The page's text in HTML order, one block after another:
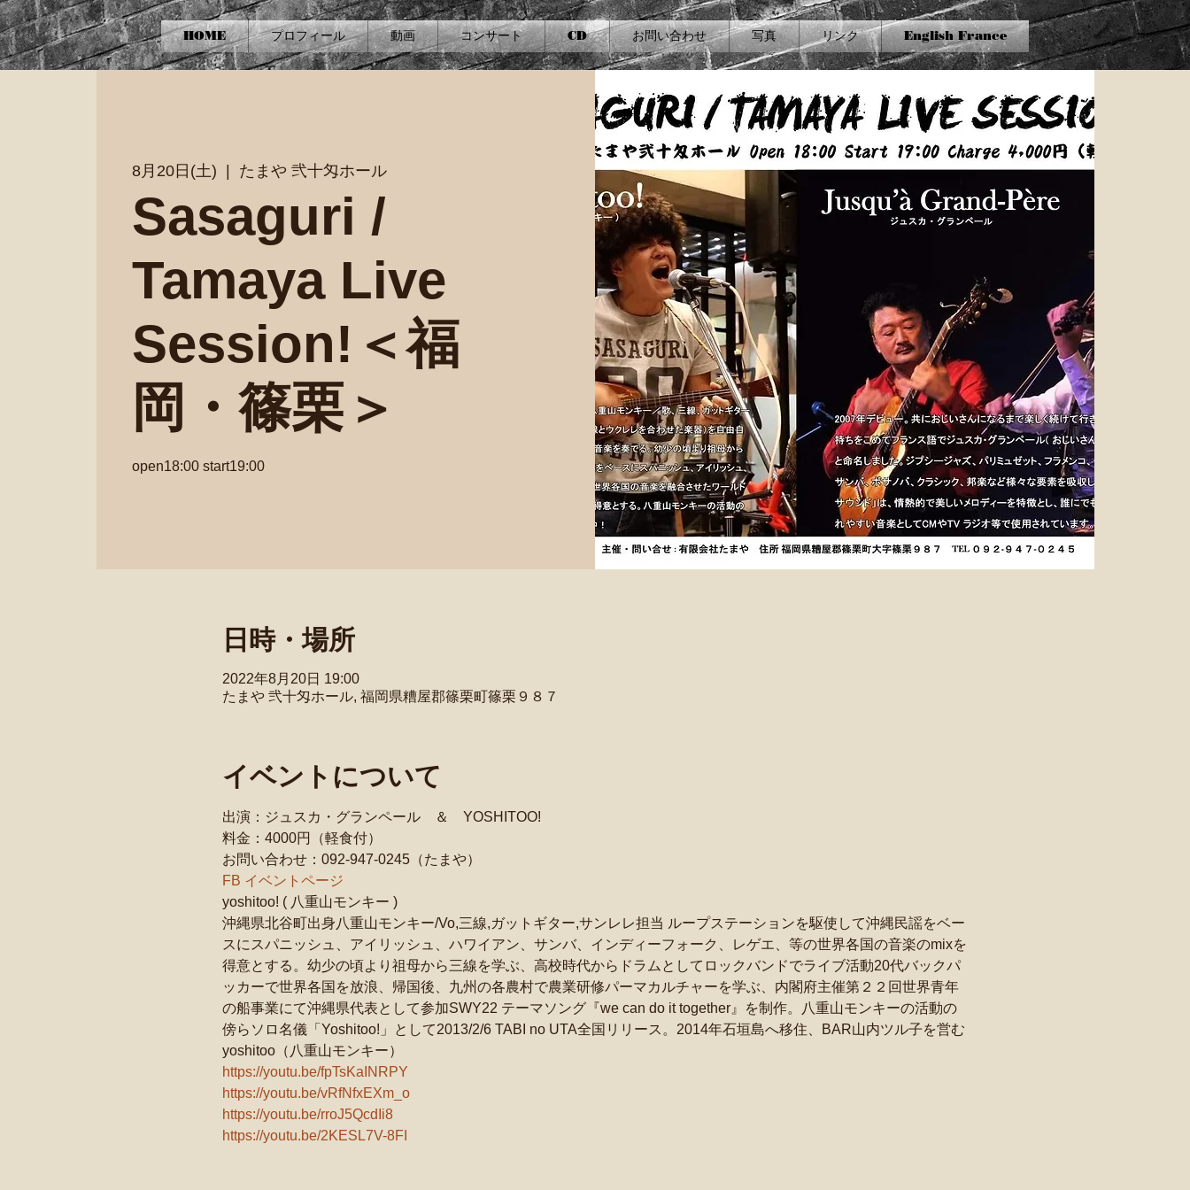
HOME プロフィール 動画 コンサート CD お問い合わせ 写真 リンク English France
8月20日(土) たまや 弐十匁ホール
Sasaguri /
Tamaya Live
Session!＜福
岡・篠栗＞
open18:00 start19:00
日時・場所
2022年8月20日 19:00
たまや 弐十匁ホール, 福岡県糟屋郡篠栗町篠栗９８７
イベントについて
出演：ジュスカ・グランペール　＆　YOSHITOO!
料金：4000円（軽食付）
お問い合わせ：092-947-0245（たまや）
FB イベントページ
yoshitoo! ( 八重山モンキー )
沖縄県北谷町出身八重山モンキー/Vo,三線,ガットギター,サンレレ担当 ループステーションを駆使して沖縄民謡をベー
スにスパニッシュ、アイリッシュ、ハワイアン、サンバ、インディーフォーク、レゲエ、等の世界各国の音楽のmixを
得意とする。幼少の頃より祖母から三線を学ぶ、高校時代からドラムとしてロックバンドでライブ活動20代バックパ
ッカーで世界各国を放浪、帰国後、九州の各農村で農業研修パーマカルチャーを学ぶ、内閣府主催第２２回世界青年
の船事業にて沖縄県代表として参加SWY22 テーマソング『we can do it together』を制作。八重山モンキーの活動の
傍らソロ名儀「Yoshitoo!」として2013/2/6 TABI no UTA全国リリース。2014年石垣島へ移住、BAR山内ツル子を営む
yoshitoo（八重山モンキー）
https://youtu.be/fpTsKaINRPY
https://youtu.be/vRfNfxEXm_o
https://youtu.be/rroJ5QcdIi8
https://youtu.be/2KESL7V-8FI